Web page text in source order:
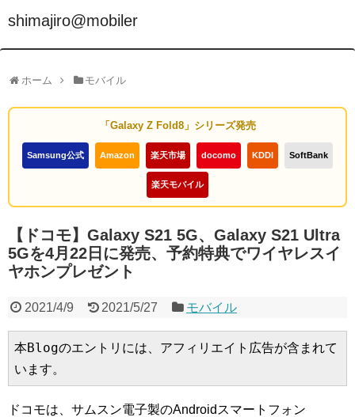
shimajiro@mobiler
ホーム モバイル
「Galaxy Z Fold8」シリーズ発売
Samsung公式 Amazon 楽天市場 docomo KDDI SoftBank
楽天モバイル
【ドコモ】Galaxy S21 5G、Galaxy S21 Ultra
5Gを4月22日に発売、予約特典でワイヤレスイ
ヤホンプレゼント
2021/4/9 2021/5/27 モバイル
本Blogのエントリには、アフィリエイト広告が含まれて
います。
ドコモは、サムスン電子製のAndroidスマートフォン